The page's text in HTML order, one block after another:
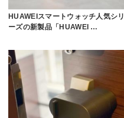
HUAWEIスマートウォッチ人気シリ
ーズの新製品「HUAWEI …